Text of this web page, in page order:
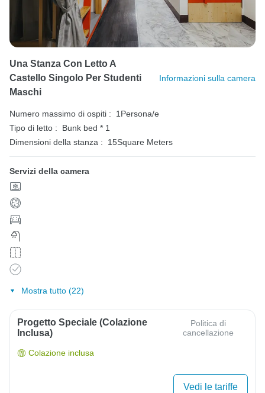
Una Stanza Con Letto A
Castello Singolo Per Studenti
Maschi
Informazioni sulla camera
Numero massimo di ospiti :
1Persona/e
Tipo di letto :
Bunk bed * 1
Dimensioni della stanza :
15Square Meters
Servizi della camera
Mostra tutto (22)
Progetto Speciale (colazione
Inclusa)
Politica di
cancellazione
Colazione inclusa
Vedi le tariffe